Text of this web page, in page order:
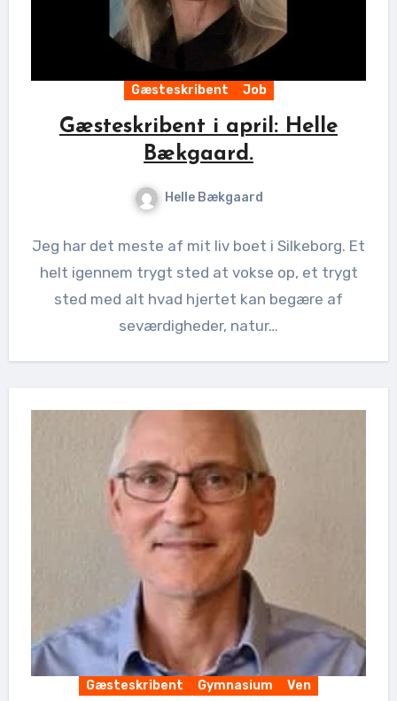
Gæsteskribent Job
Gæsteskribent i april: Helle
Bækgaard.
Helle Bækgaard
Jeg har det meste af mit liv boet i Silkeborg. Et
helt igennem trygt sted at vokse op, et trygt
sted med alt hvad hjertet kan begære af
seværdigheder, natur…
Gæsteskribent Gymnasium Ven